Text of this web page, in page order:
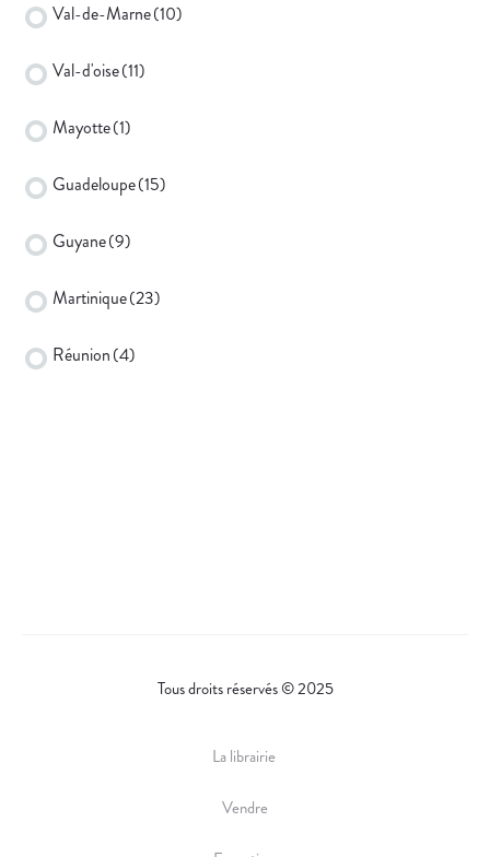
Val-de-Marne(10)
Val-d'oise(11)
Mayotte(1)
Guadeloupe(15)
Guyane(9)
Martinique(23)
Réunion(4)
Tous droits réservés © 2025
La librairie
Vendre